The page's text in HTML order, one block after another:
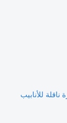
للأنابيب